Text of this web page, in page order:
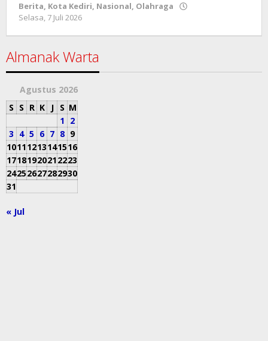
Berita, Kota Kediri, Nasional, Olahraga
Selasa, 7 Juli 2026
Almanak Warta
Agustus 2026
S S R K J S M
1 2
3 4 5 6 7 8 9
10111213141516
17181920212223
24252627282930
31
« Jul